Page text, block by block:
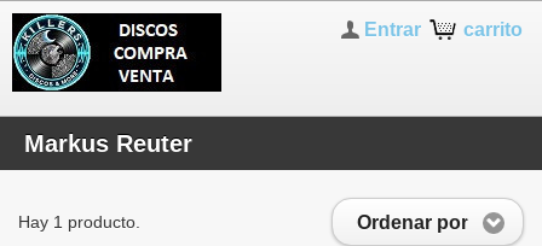
carrito
Entrar
Markus Reuter
Ordenar por
Hay 1 producto.